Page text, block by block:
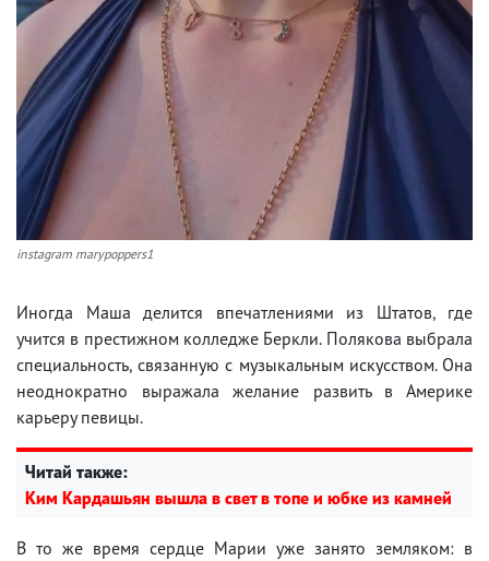
instagram marypoppers1
Иногда Маша делится впечатлениями из Штатов, где
учится в престижном колледже Беркли. Полякова выбрала
специальность, связанную с музыкальным искусством. Она
неоднократно выражала желание развить в Америке
карьеру певицы.
Читай также:
Ким Кардашьян вышла в свет в топе и юбке из камней
В то же время сердце Марии уже занято земляком: в